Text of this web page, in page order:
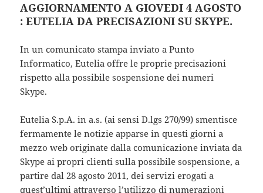
AGGIORNAMENTO A GIOVEDI 4 AGOSTO
: EUTELIA DA PRECISAZIONI SU SKYPE.
In un comunicato stampa inviato a Punto
Informatico, Eutelia offre le proprie precisazioni
rispetto alla possibile sospensione dei numeri
Skype.
Eutelia S.p.A. in a.s. (ai sensi D.lgs 270/99) smentisce
fermamente le notizie apparse in questi giorni a
mezzo web originate dalla comunicazione inviata da
Skype ai propri clienti sulla possibile sospensione, a
partire dal 28 agosto 2011, dei servizi erogati a
quest’ultimi attraverso l’utilizzo di numerazioni